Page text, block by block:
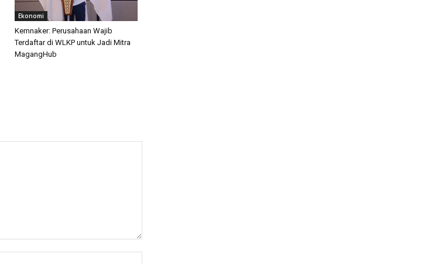
Ekonomi
Kemnaker: Perusahaan Wajib
Terdaftar di WLKP untuk Jadi Mitra
MagangHub